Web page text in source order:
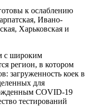
к ослаблению
Ивано-
Харьковская и
с широким
регион, в котором
загруженность коек в
для
COVID-19
тестирований